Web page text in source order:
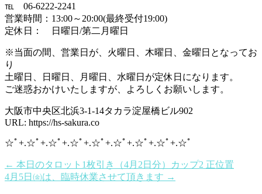
℡ 06-6222-2241
営業時間：13:00～20:00(最終受付19:00)
定休日： 日曜日/第二月曜日
※当面の間、営業日が、火曜日、木曜日、金曜日となってお
り
土曜日、日曜日、月曜日、水曜日が定休日になります。
ご迷惑おかけいたしますが、よろしくお願いします。
大阪市中央区北浜3-1-14タカラ淀屋橋ビル902
URL: https://hs-sakura.co
☆ﾟ+.☆ﾟ+.☆ﾟ+.☆ﾟ+.☆ﾟ+.☆ﾟ+.☆ﾟ+.☆ﾟ+.☆ﾟ
← 本日のタロット1枚引き（4月2日分）カップ2 正位置
4月5日㈮は、臨時休業させて頂きます →